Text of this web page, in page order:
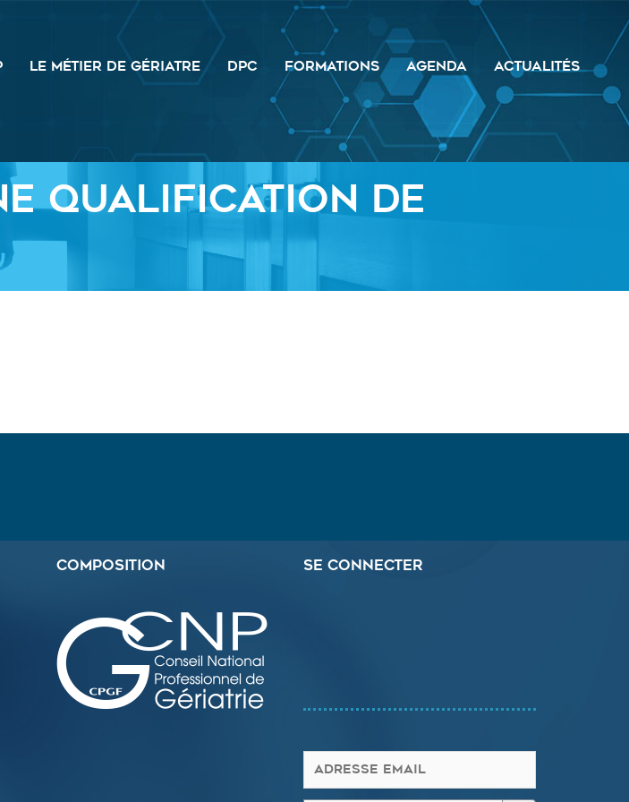
LE MÉTIER DE GÉRIATRE DPC FORMATIONS AGENDA ACTUALITÉS
qualification de
Composition Se connecter